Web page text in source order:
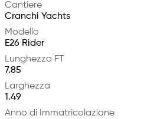
Cantiere
Cranchi Yachts
Modello
E26 Rider
Lunghezza FT
7.85
Larghezza
1.49
Anno di Immatricolazione